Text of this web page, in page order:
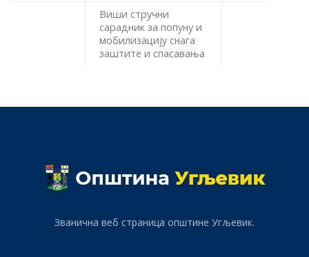
Виши стручни
сарадник за попуну и
мобилизацију снага
заштите и спасавања
Званична веб страница општине Угљевик.